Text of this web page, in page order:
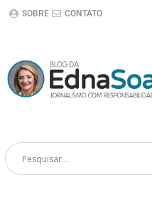
SOBRE CONTATO